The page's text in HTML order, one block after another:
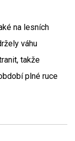
na lesních
váhu
takže
plné ruce